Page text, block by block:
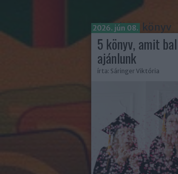
Címkék» könyv
2026. jún 08.
5 könyv, amit
ajánlunk
írta: Sáringer Viktória